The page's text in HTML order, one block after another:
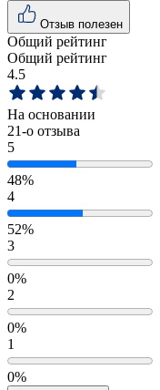
Отзыв полезен
Общий рейтинг
Общий рейтинг
4.5
На основании
21-о отзыва
5
48%
4
52%
3
0%
2
0%
1
0%